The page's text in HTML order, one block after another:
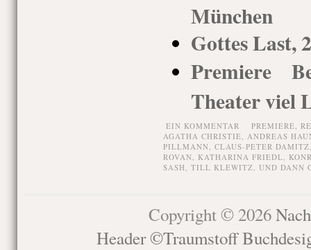
München
Gottes Last,
Premiere
Theater viel
EIN KOMMENTAR PREMIERE,
AGATHA CHRISTIE, ANDREAS
PILLMANN, CLAUS-PETER DAMITZ
ROVAN, KATHARINA FRIEDL,
SASH, TILL KLEWITZ, UND DANN
Copyright © 2026
Header ©Traumstoff